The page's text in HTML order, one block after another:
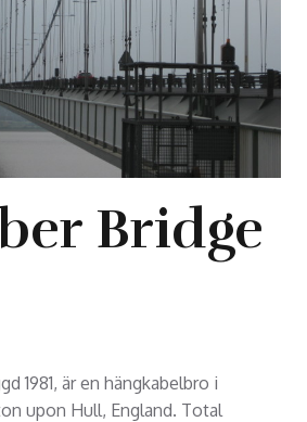
Bridge
1981, är en hängkabelbro i
upon Hull, England. Total